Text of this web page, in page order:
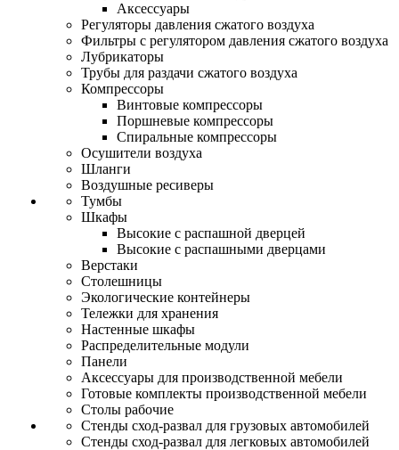
Аксессуары
Регуляторы давления сжатого воздуха
Фильтры с регулятором давления сжатого воздуха
Лубрикаторы
Трубы для раздачи сжатого воздуха
Компрессоры
Винтовые компрессоры
Поршневые компрессоры
Спиральные компрессоры
Осушители воздуха
Шланги
Воздушные ресиверы
Тумбы
Шкафы
Высокие с распашной дверцей
Высокие с распашными дверцами
Верстаки
Столешницы
Экологические контейнеры
Тележки для хранения
Настенные шкафы
Распределительные модули
Панели
Аксессуары для производственной мебели
Готовые комплекты производственной мебели
Столы рабочие
Стенды сход-развал для грузовых автомобилей
Стенды сход-развал для легковых автомобилей